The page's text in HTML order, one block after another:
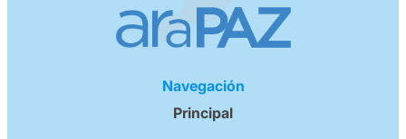
Navegación
Principal